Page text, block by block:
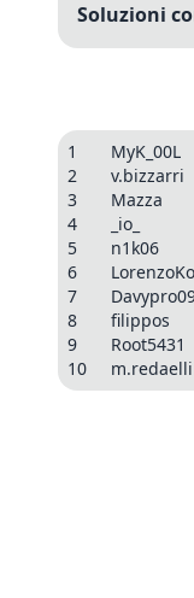
Soluzioni
1 MyK_00L
2 v.bizzarri
3 Mazza
4 _io_
5 n1k06
6
7
8 filippos
9 Root5431
10 m.redaelli